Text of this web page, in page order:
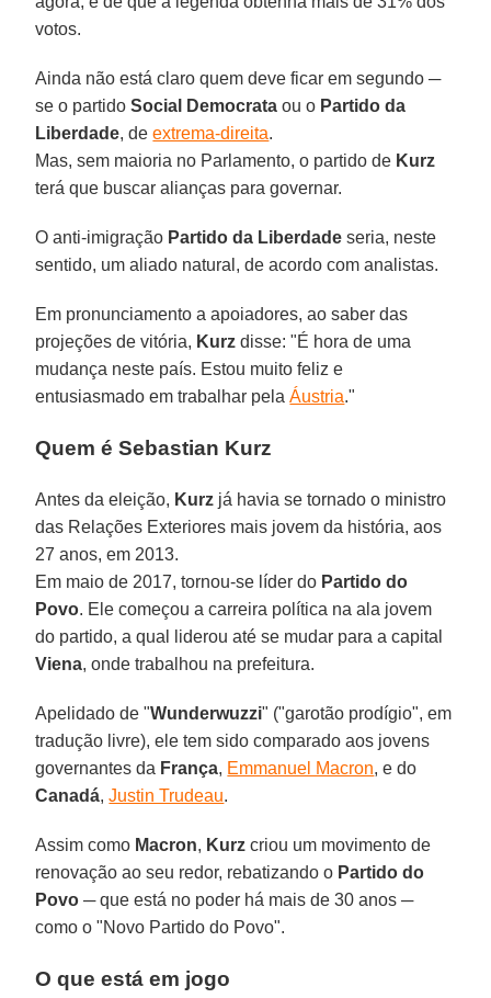
votos.
Ainda não está claro quem deve ficar em segundo ─
se o partidoSocial Democrata ou o Partido da
Liberdade, deextrema-direita.
Mas, sem maioria no Parlamento, o partido de Kurz
terá que buscar alianças para governar.
O anti-imigração Partido da Liberdade seria, neste
sentido, um aliado natural, de acordo com analistas.
Em pronunciamento a apoiadores, ao saber das
projeções de vitória, Kurz disse: "É hora de uma
mudança neste país. Estou muito feliz e
entusiasmado em trabalhar pelaÁustria."
Quem é Sebastian Kurz
Antes da eleição, Kurz já havia se tornado o ministro
das Relações Exteriores mais jovem da história, aos
27 anos, em 2013.
Em maio de 2017, tornou-se líder do Partido do
Povo. Ele começou a carreira política na ala jovem
do partido, a qual liderou até se mudar para a capital
Viena, onde trabalhou na prefeitura.
Apelidado de "Wunderwuzzi" ("garotão prodígio", em
tradução livre), ele tem sido comparado aos jovens
governantes da França, Emmanuel Macron, e do
Canadá,Justin Trudeau.
Assim como Macron, Kurz criou um movimento de
renovação ao seu redor, rebatizando o Partido do
Povo ─ que está no poder há mais de 30 anos ─
como o "Novo Partido do Povo".
O que está em jogo